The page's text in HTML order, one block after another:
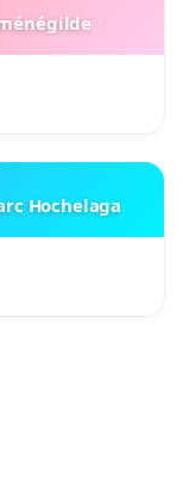
Hochelaga